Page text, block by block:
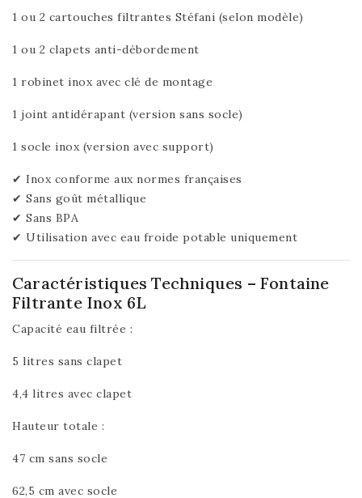
1 ou 2 cartouches filtrantes Stéfani (selon modèle)
1 ou 2 clapets anti-débordement
1 robinet inox avec clé de montage
1 joint antidérapant (version sans socle)
1 socle inox (version avec support)
✔ Inox conforme aux normes françaises
✔ Sans goût métallique
✔ Sans BPA
✔ Utilisation avec eau froide potable uniquement
Caractéristiques Techniques – Fontaine
Filtrante Inox 6L
Capacité eau filtrée :
5 litres sans clapet
4,4 litres avec clapet
Hauteur totale :
47 cm sans socle
62,5 cm avec socle